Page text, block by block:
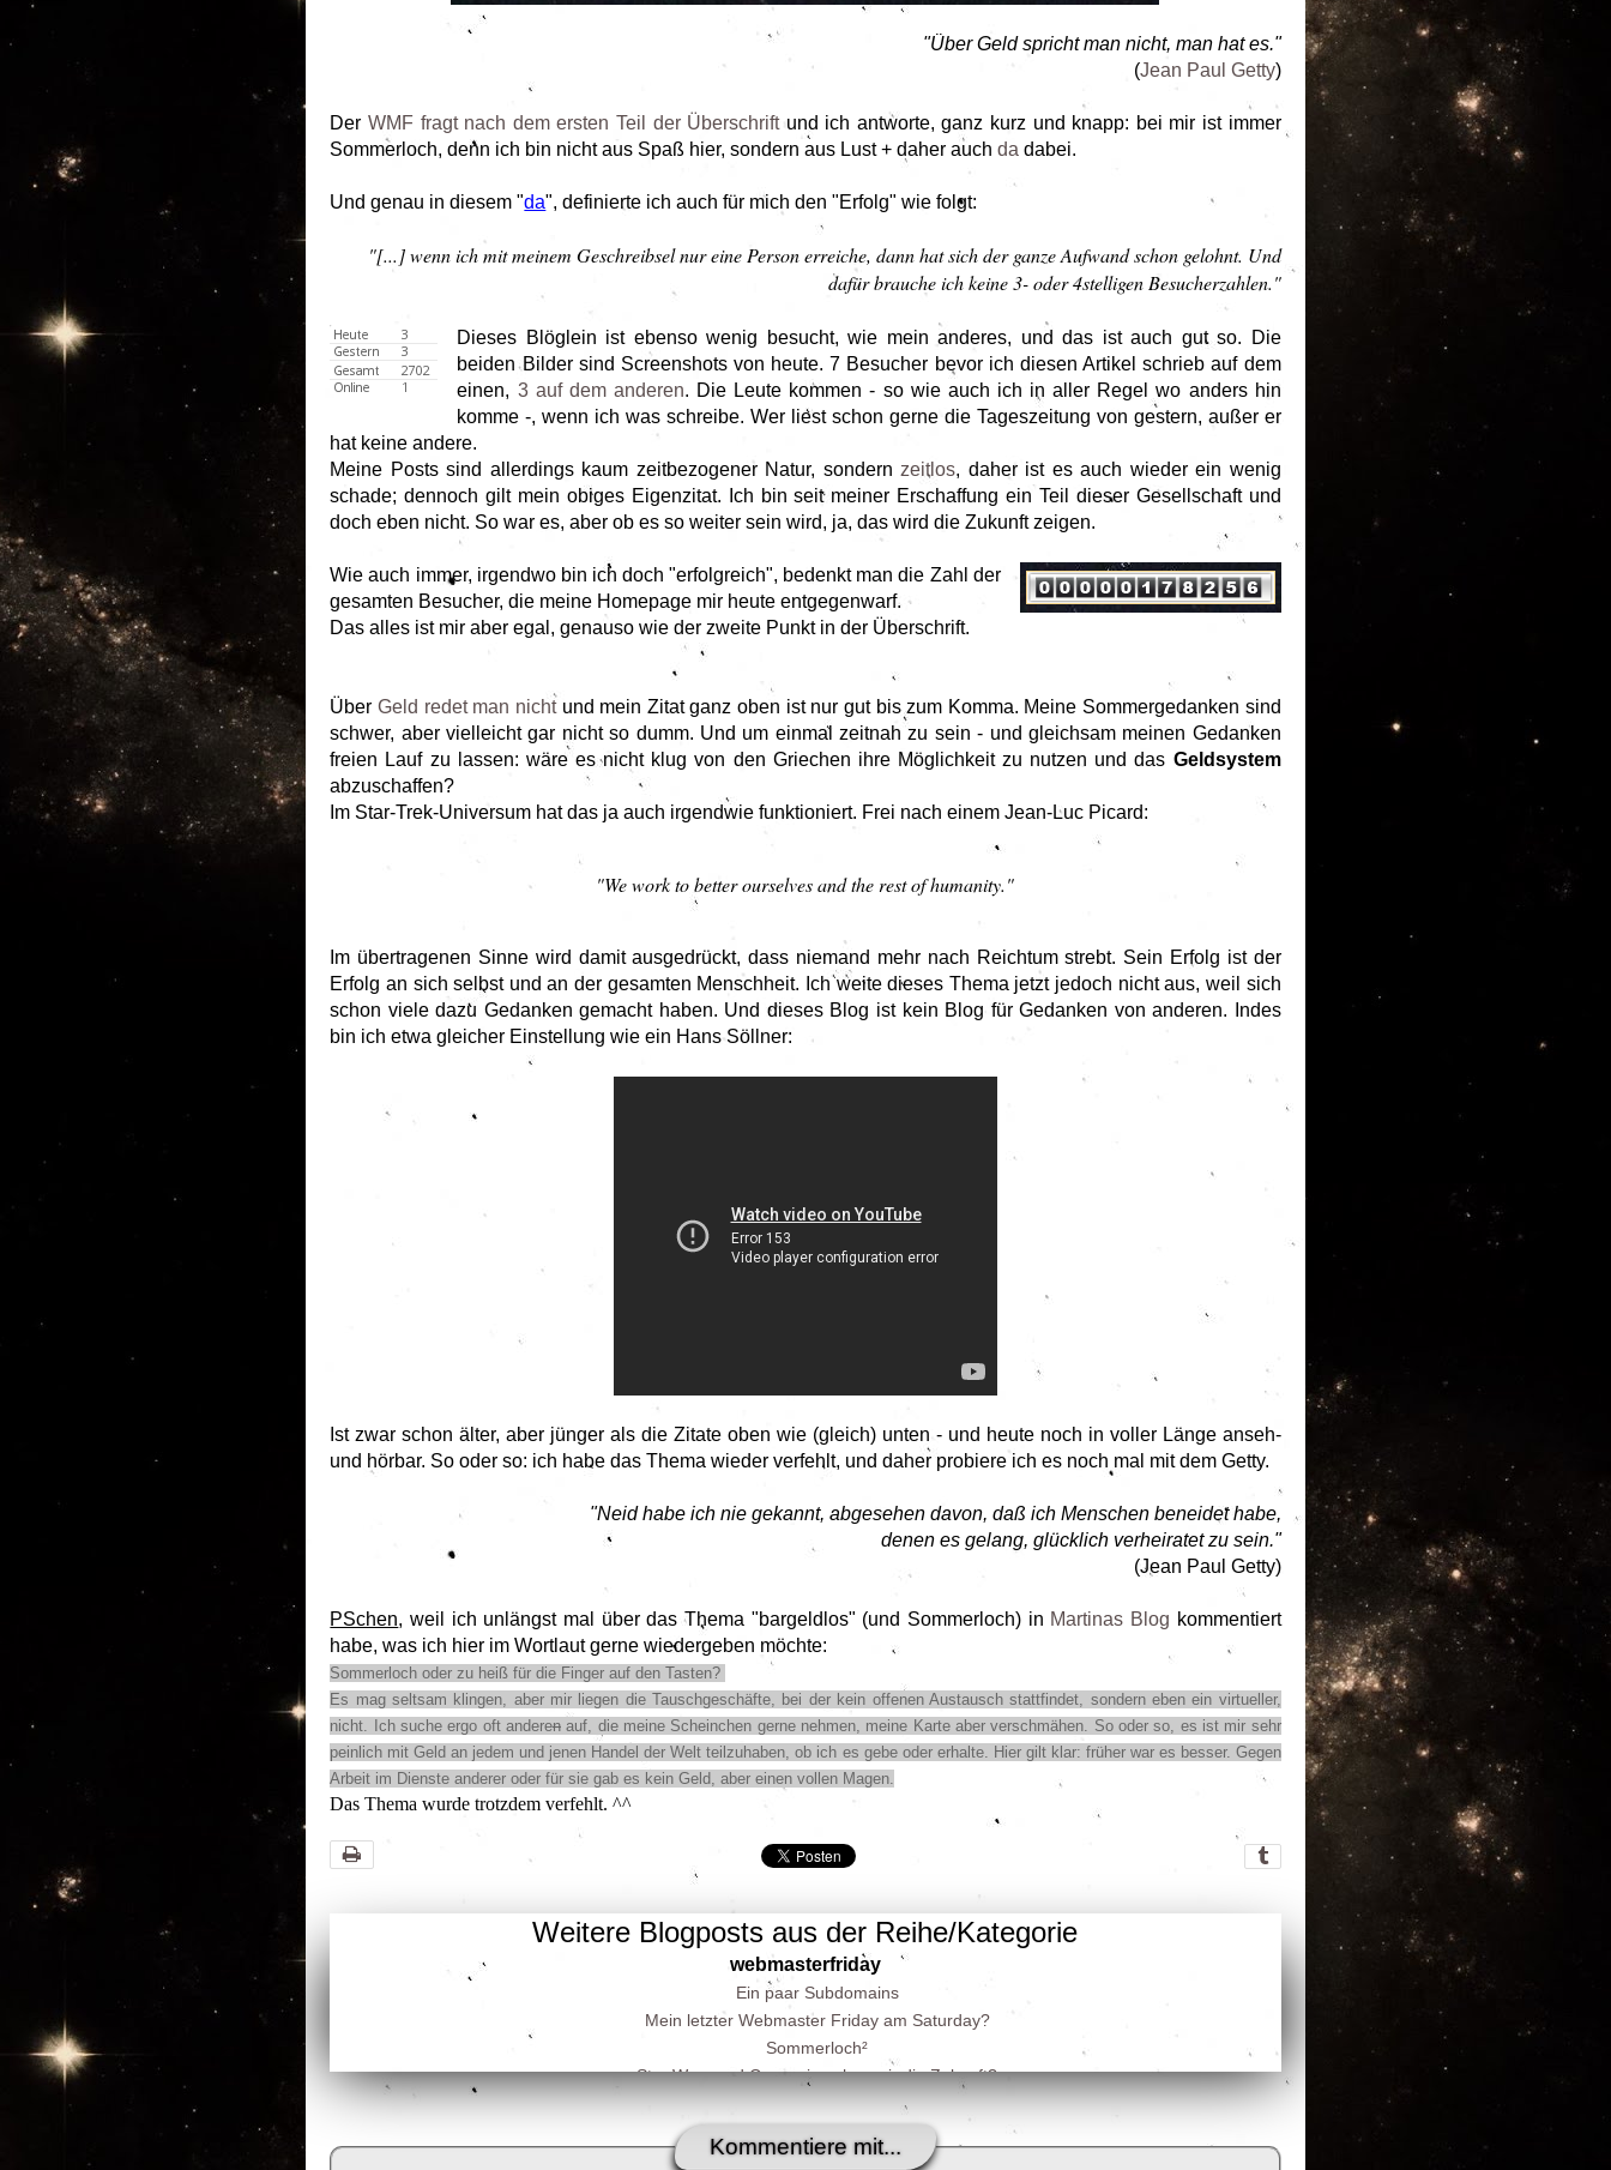
"Über Geld spricht man nicht, man hat es."
(Jean Paul Getty)
Der WMF fragt nach dem ersten Teil der Überschriftund ich antworte, ganz kurz und knapp: bei mir ist immer
Sommerloch, denn ich bin nicht aus Spaß hier, sondern aus Lust + daher auchda dabei.
Und genau in diesem "da", definierte ich auch für mich den "Erfolg" wie folgt:
"[...] wenn ich mit meinem Geschreibsel nur eine Person erreiche, dann hat sich der ganze Aufwand schon gelohnt. Und
dafür brauche ich keine 3- oder 4stelligen Besucherzahlen."
Dieses Blöglein ist ebenso wenig besucht, wie mein anderes, und das ist auch gut so. Die
beiden Bilder sind Screenshots von heute. 7 Besucher bevor ich diesen Artikel schrieb auf dem
einen, 3 auf dem anderen. Die Leute kommen - so wie auch ich in aller Regel wo anders hin
komme -, wenn ich was schreibe. Wer liest schon gerne die Tageszeitung von gestern, außer er
hat keine andere.
Meine Posts sind allerdings kaum zeitbezogener Natur, sondern zeitlos, daher ist es auch wieder ein wenig
schade; dennoch gilt mein obiges Eigenzitat. Ich bin seit meiner Erschaffung ein Teil dieser Gesellschaft und
doch eben nicht. So war es, aber ob es so weiter sein wird, ja, das wird die Zukunft zeigen.
Wie auch immer, irgendwo bin ich doch "erfolgreich", bedenkt man die Zahl der
gesamten Besucher, die meine Homepage mir heute entgegenwarf.
Das alles ist mir aber egal, genauso wie der zweite Punkt in der Überschrift.
Über Geld redet man nichtund mein Zitat ganz oben ist nur gut bis zum Komma. Meine Sommergedanken sind
schwer, aber vielleicht gar nicht so dumm. Und um einmal zeitnah zu sein - und gleichsam meinen Gedanken
freien Lauf zu lassen: wäre es nicht klug von den Griechen ihre Möglichkeit zu nutzen und das Geldsystem
abzuschaffen?
Im Star-Trek-Universum hat das ja auch irgendwie funktioniert. Frei nach einem Jean-Luc Picard:
"We work to better ourselves and the rest of humanity."
Im übertragenen Sinne wird damit ausgedrückt, dass niemand mehr nach Reichtum strebt. Sein Erfolg ist der
Erfolg an sich selbst und an der gesamten Menschheit. Ich weite dieses Thema jetzt jedoch nicht aus, weil sich
schon viele dazu Gedanken gemacht haben. Und dieses Blog ist kein Blog für Gedanken von anderen. Indes
bin ich etwa gleicher Einstellung wie ein Hans Söllner:
Ist zwar schon älter, aber jünger als die Zitate oben wie (gleich) unten - und heute noch in voller Länge anseh-
und hörbar. So oder so: ich habe das Thema wieder verfehlt, und daher probiere ich es noch mal mit dem Getty.
"Neid habe ich nie gekannt, abgesehen davon, daß ich Menschen beneidet habe,
denen es gelang, glücklich verheiratet zu sein."
(Jean Paul Getty)
PSchen, weil ich unlängst mal über das Thema "bargeldlos" (und Sommerloch) in Martinas Blog kommentiert
habe, was ich hier im Wortlaut gerne wiedergeben möchte:
Sommerloch oder zu heiß für die Finger auf den Tasten?
Es mag seltsam klingen, aber mir liegen die Tauschgeschäfte, bei der kein offenen Austausch stattfindet, sondern eben ein virtueller,
nicht. Ich suche ergo oft anderen auf, die meine Scheinchen gerne nehmen, meine Karte aber verschmähen. So oder so, es ist mir sehr
peinlich mit Geld an jedem und jenen Handel der Welt teilzuhaben, ob ich es gebe oder erhalte. Hier gilt klar: früher war es besser. Gegen
Arbeit im Dienste anderer oder für sie gab es kein Geld, aber einen vollen Magen.
Das Thema wurde trotzdem verfehlt. ^^
Weitere Blogposts aus der Reihe/Kategorie
webmasterfriday
Ein paar Subdomains
Mein letzter Webmaster Friday am Saturday?
Sommerloch²
Star Wars und Co. – wie sehen wir die Zukunft?
Erziehung und Bildung
Lieber ein Kommentar als ein Like
Kommentiere mit...
↖logo